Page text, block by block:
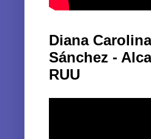
Diana Carolina
Sánchez -
RUU